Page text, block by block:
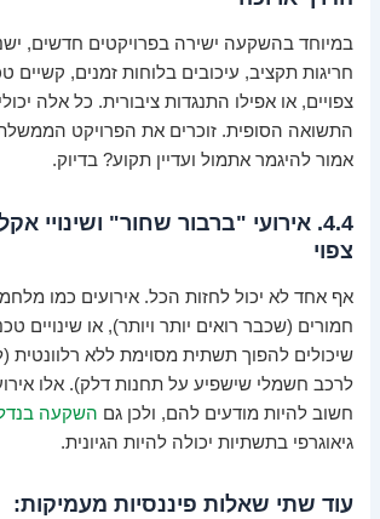
במיוחד בהשקעה ישירה בפרויקטים חדשים,
חריגות תקציב, עיכובים בלוחות זמנים, קשיים
צפויים, או אפילו התנגדות ציבורית. כל אלה
התשואה הסופית. זוכרים את הפרויקט
אמור להיגמר אתמול ועדיין תקוע? בדיוק.
4.4. אירועי "ברבור שחור" ושינויי
צפוי
אף אחד לא יכול לחזות הכל. אירועים כמו
חמורים (שכבר רואים יותר ויותר), או שינויים
שיכולים להפוך תשתית מסוימת ללא רלוונטית
לרכב חשמלי שישפיע על תחנות דלק). אלו
חשוב להיות מודעים להם, ולכן גם השקעה
גיאוגרפי בתשתיות יכולה להיות הגיונית.
עוד שתי שאלות פיננסיות מעמיקות: